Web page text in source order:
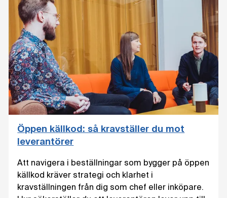
Öppen källkod: så kravställer du mot
leverantörer
Att navigera i beställningar som bygger på öppen
källkod kräver strategi och klarhet i
kravställningen från dig som chef eller inköpare.